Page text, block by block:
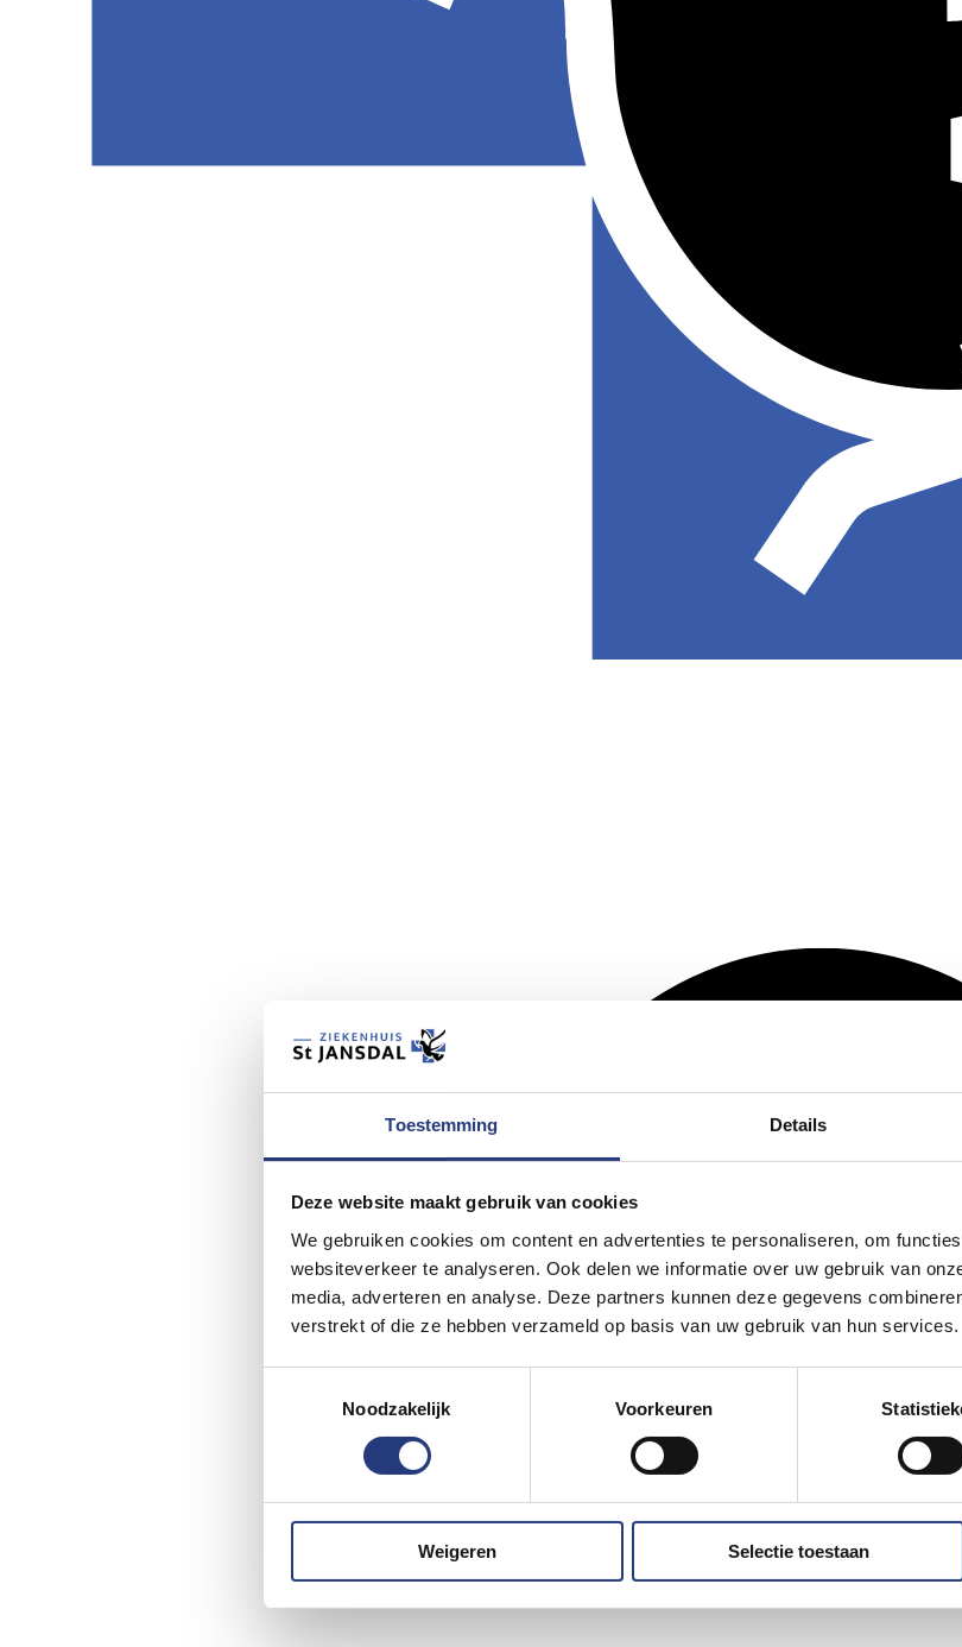
Toestemming Details
Deze website maakt gebruik van cookies
We gebruiken cookies om content en advertenties te personaliseren, om
websiteverkeer te analyseren. Ook delen we informatie over uw gebruik van
media, adverteren en analyse. Deze partners kunnen deze gegevens
verstrekt of die ze hebben verzameld op basis van uw gebruik van hun services.
Noodzakelijk
Voorkeuren
Weigeren Selectie toestaan